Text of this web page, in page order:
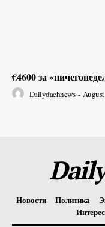
€4600 за
Dailydachnews -
Новости Политика